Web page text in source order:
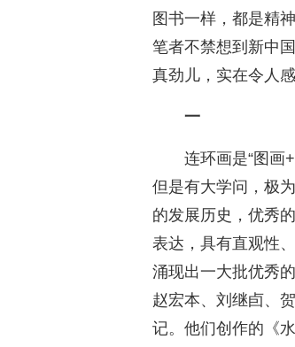
图书一样，都是精
笔者不禁想到新中
真劲儿，实在令人感
一
连环画是“图画
但是有大学问，极
的发展历史，优秀
表达，具有直观性
涌现出一大批优秀
赵宏本、刘继卣、
记。他们创作的《